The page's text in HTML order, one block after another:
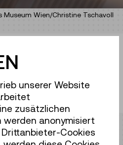
Museum Wien/Christine Tschavoll
unserer Website
zusätzlichen
anonymisiert
Cookies